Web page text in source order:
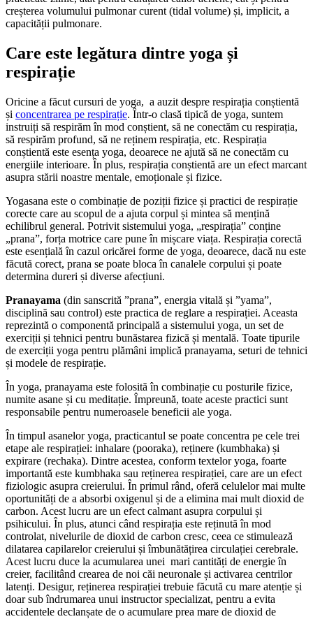
creșterea volumului pulmonar curent (tidal volume) și, implicit, a
capacității pulmonare.
Care este legătura dintre yoga și
respirație
Oricine a făcut cursuri de yoga, a auzit despre respirația conștientă
și concentrarea pe respirație. Într-o clasă tipică de yoga, suntem
instruiți să respirăm în mod conștient, să ne conectăm cu respirația,
să respirăm profund, să ne reținem respirația, etc. Respirația
conștientă este esența yoga, deoarece ne ajută să ne conectăm cu
energiile interioare. În plus, respirația conștientă are un efect marcant
asupra stării noastre mentale, emoționale și fizice.
Yogasana este o combinație de poziții fizice și practici de respirație
corecte care au scopul de a ajuta corpul și mintea să mențină
echilibrul general. Potrivit sistemului yoga, „respirația” conține
„prana”, forța motrice care pune în mișcare viața. Respirația corectă
este esențială în cazul oricărei forme de yoga, deoarece, dacă nu este
făcută corect, prana se poate bloca în canalele corpului și poate
determina dureri și diverse afecțiuni.
Pranayama (din sanscrită ”prana”, energia vitală și ”yama”,
disciplină sau control) este practica de reglare a respirației. Aceasta
reprezintă o componentă principală a sistemului yoga, un set de
exerciții și tehnici pentru bunăstarea fizică și mentală. Toate tipurile
de exerciții yoga pentru plămâni implică pranayama, seturi de tehnici
și modele de respirație.
În yoga, pranayama este folosită în combinație cu posturile fizice,
numite asane și cu meditație. Împreună, toate aceste practici sunt
responsabile pentru numeroasele beneficii ale yoga.
În timpul asanelor yoga, practicantul se poate concentra pe cele trei
etape ale respirației: inhalare (pooraka), reținere (kumbhaka) și
expirare (rechaka). Dintre acestea, conform textelor yoga, foarte
importantă este kumbhaka sau reținerea respirației, care are un efect
fiziologic asupra creierului. În primul rând, oferă celulelor mai multe
oportunități de a absorbi oxigenul și de a elimina mai mult dioxid de
carbon. Acest lucru are un efect calmant asupra corpului și
psihicului. În plus, atunci când respirația este reținută în mod
controlat, nivelurile de dioxid de carbon cresc, ceea ce stimulează
dilatarea capilarelor creierului și îmbunătățirea circulației cerebrale.
Acest lucru duce la acumularea unei mari cantități de energie în
creier, facilitând crearea de noi căi neuronale și activarea centrilor
latenți. Desigur, reținerea respirației trebuie făcută cu mare atenție și
doar sub îndrumarea unui instructor specializat, pentru a evita
accidentele declanșate de o acumulare prea mare de dioxid de